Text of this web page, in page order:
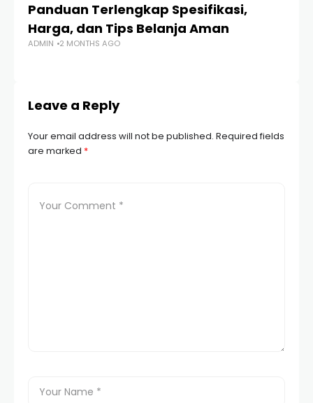
Panduan Terlengkap Spesifikasi,
Harga, dan Tips Belanja Aman
ADMIN 2 MONTHS AGO
Leave a Reply
Your email address will not be published. Required fields
are marked *